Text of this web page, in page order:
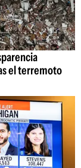
el terremoto